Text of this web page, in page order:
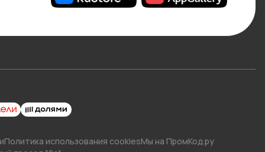
Политика использования cookiesМы на ПромКод.ру